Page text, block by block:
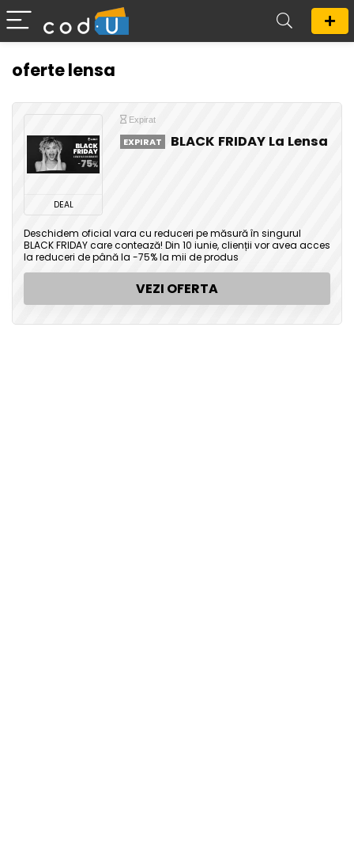
oferte lensa
DEAL
Expirat
EXPIRAT BLACK FRIDAY La Lensa
Deschidem oficial vara cu reduceri pe măsură în singurul
BLACK FRIDAY care contează! Din 10 iunie, clienții vor avea acces
la reduceri de până la -75% la mii de produs
VEZI OFERTA